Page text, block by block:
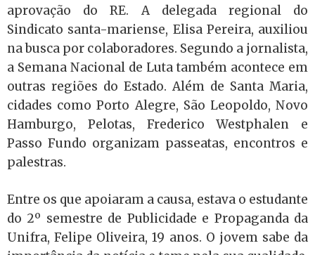
aprovação do RE. A delegada regional do
Sindicato santa-mariense, Elisa Pereira, auxiliou
na busca por colaboradores. Segundo a jornalista,
a Semana Nacional de Luta também acontece em
outras regiões do Estado. Além de Santa Maria,
cidades como Porto Alegre, São Leopoldo, Novo
Hamburgo, Pelotas, Frederico Westphalen e
Passo Fundo organizam passeatas, encontros e
palestras.
Entre os que apoiaram a causa, estava o estudante
do 2º semestre de Publicidade e Propaganda da
Unifra, Felipe Oliveira, 19 anos. O jovem sabe da